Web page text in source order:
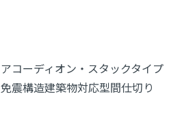
アコーディオン・スタックタイプ
免震構造建築物対応型間仕切り